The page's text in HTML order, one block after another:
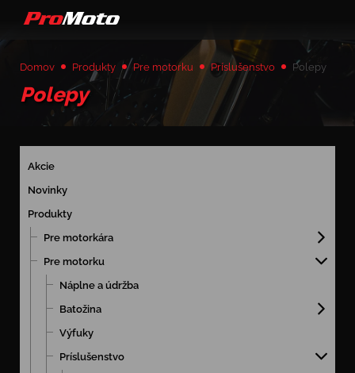
Domov Produkty Pre motorku Príslušenstvo Polepy
Polepy
Akcie
Novinky
Produkty
Pre motorkára
Pre motorku
Náplne a údržba
Batožina
Výfuky
Príslušenstvo